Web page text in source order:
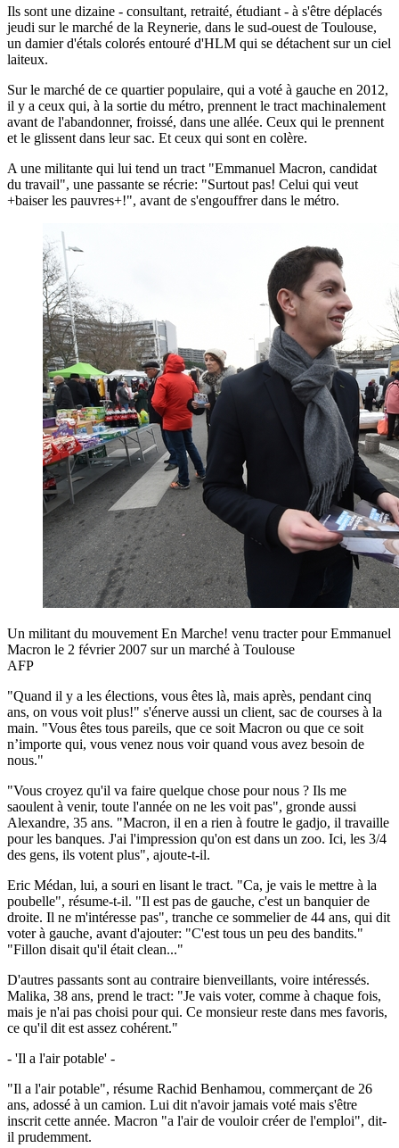
Ils sont une dizaine - consultant, retraité, étudiant - à s'être déplacés
jeudi sur le marché de la Reynerie, dans le sud-ouest de Toulouse,
un damier d'étals colorés entouré d'HLM qui se détachent sur un ciel
laiteux.
Sur le marché de ce quartier populaire, qui a voté à gauche en 2012,
il y a ceux qui, à la sortie du métro, prennent le tract machinalement
avant de l'abandonner, froissé, dans une allée. Ceux qui le prennent
et le glissent dans leur sac. Et ceux qui sont en colère.
A une militante qui lui tend un tract "Emmanuel Macron, candidat
du travail", une passante se récrie: "Surtout pas! Celui qui veut
+baiser les pauvres+!", avant de s'engouffrer dans le métro.
Un militant du mouvement En Marche! venu tracter pour Emmanuel
Macron le 2 février 2007 sur un marché à Toulouse
AFP
"Quand il y a les élections, vous êtes là, mais après, pendant cinq
ans, on vous voit plus!" s'énerve aussi un client, sac de courses à la
main. "Vous êtes tous pareils, que ce soit Macron ou que ce soit
n’importe qui, vous venez nous voir quand vous avez besoin de
nous."
"Vous croyez qu'il va faire quelque chose pour nous ? Ils me
saoulent à venir, toute l'année on ne les voit pas", gronde aussi
Alexandre, 35 ans. "Macron, il en a rien à foutre le gadjo, il travaille
pour les banques. J'ai l'impression qu'on est dans un zoo. Ici, les 3/4
des gens, ils votent plus", ajoute-t-il.
Eric Médan, lui, a souri en lisant le tract. "Ca, je vais le mettre à la
poubelle", résume-t-il. "Il est pas de gauche, c'est un banquier de
droite. Il ne m'intéresse pas", tranche ce sommelier de 44 ans, qui dit
voter à gauche, avant d'ajouter: "C'est tous un peu des bandits."
"Fillon disait qu'il était clean..."
D'autres passants sont au contraire bienveillants, voire intéressés.
Malika, 38 ans, prend le tract: "Je vais voter, comme à chaque fois,
mais je n'ai pas choisi pour qui. Ce monsieur reste dans mes favoris,
ce qu'il dit est assez cohérent."
- 'Il a l'air potable' -
"Il a l'air potable", résume Rachid Benhamou, commerçant de 26
ans, adossé à un camion. Lui dit n'avoir jamais voté mais s'être
inscrit cette année. Macron "a l'air de vouloir créer de l'emploi", dit-
il prudemment.